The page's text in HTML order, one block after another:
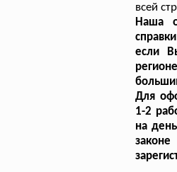
всей
Наша
если
Для
1-2
на